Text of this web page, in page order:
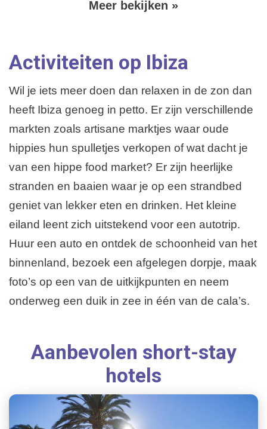
n
r
i
n
g
V
g
n
d
e
p
a
g
i
n
a
Meer bekijken »
Activiteiten op Ibiza
Wil je iets meer doen dan relaxen in de zon dan
heeft Ibiza genoeg in petto. Er zijn verschillende
markten zoals artisane marktjes waar oude
hippies hun spulletjes verkopen of wat dacht je
van een hippe food market? Er zijn heerlijke
stranden en baaien waar je op een strandbed
geniet van lekker eten en drinken. Het kleine
eiland leent zich uitstekend voor een autotrip.
Huur een auto en ontdek de schoonheid van het
binnenland, bezoek een afgelegen dorpje, maak
foto’s op een van de uitkijkpunten en neem
onderweg een duik in zee in één van de cala’s.
Aanbevolen short-stay
hotels